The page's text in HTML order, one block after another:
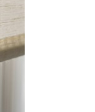
de raya gruesa.